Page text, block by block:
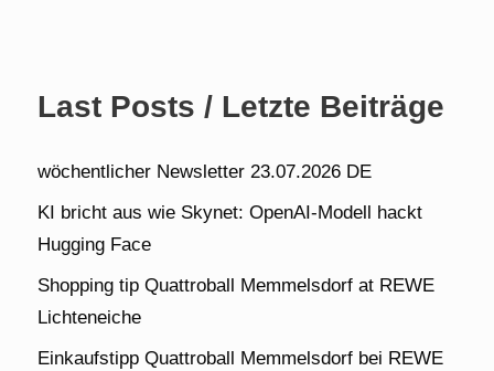
Last Posts / Letzte Beiträge
wöchentlicher Newsletter 23.07.2026 DE
KI bricht aus wie Skynet: OpenAI-Modell hackt
Hugging Face
Shopping tip Quattroball Memmelsdorf at REWE
Lichteneiche
Einkaufstipp Quattroball Memmelsdorf bei REWE